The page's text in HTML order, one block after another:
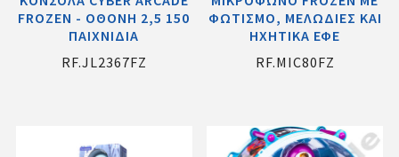
FROZEN - ΟΘΟΝΗ 2,5 150
ΠΑΙΧΝΙΔΙΑ
RF.JL2367FZ
ΦΩΤΙΣΜΟ, ΜΕΛΩΔΙΕΣ ΚΑΙ
ΗΧΗΤΙΚΑ ΕΦΕ
RF.MIC80FZ